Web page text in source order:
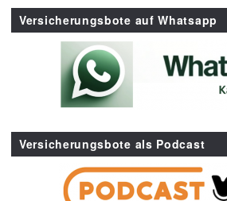
Versicherungsbote auf Whatsapp
Versicherungsbote als Podcast